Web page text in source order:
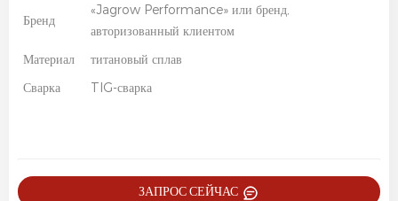
Бренд
«Jagrow Performance» или бренд,
авторизованный клиентом
Материал
титановый сплав
Сварка
TIG-сварка
ЗАПРОС СЕЙЧАС